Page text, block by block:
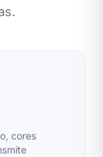
cores